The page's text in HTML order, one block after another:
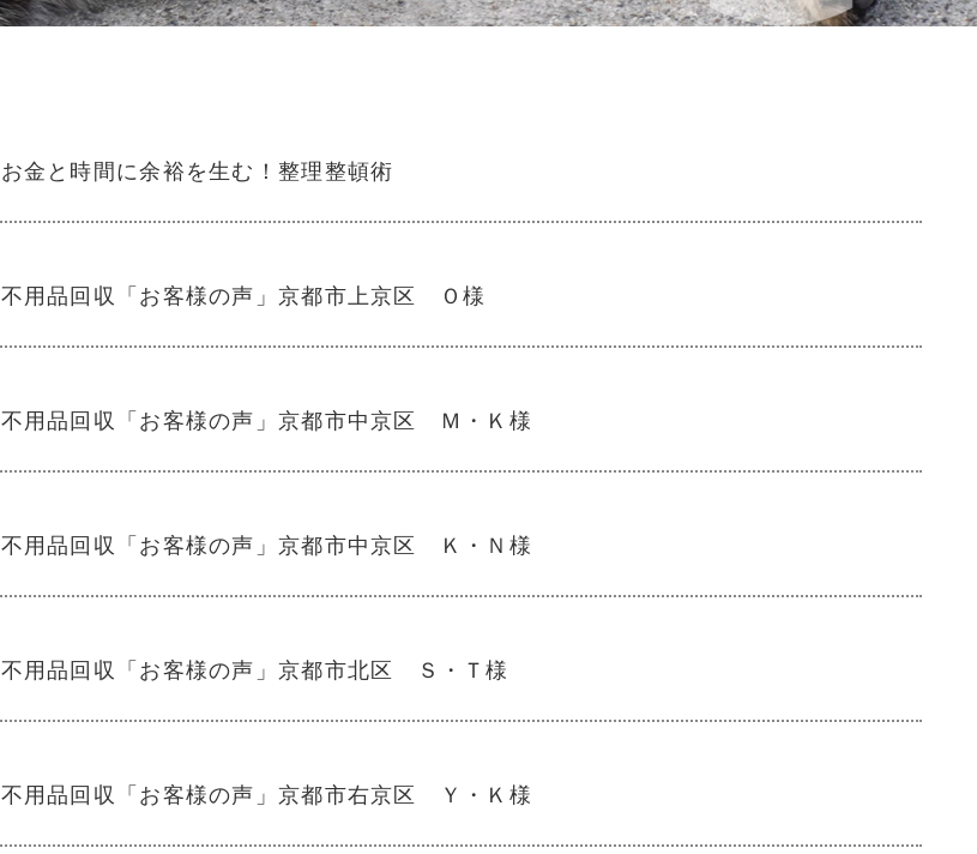
お金と時間に余裕を生む！整理整頓術
不用品回収「お客様の声」京都市上京区 Ｏ様
不用品回収「お客様の声」京都市中京区 Ｍ・Ｋ様
不用品回収「お客様の声」京都市中京区 Ｋ・Ｎ様
不用品回収「お客様の声」京都市北区 Ｓ・Ｔ様
不用品回収「お客様の声」京都市右京区 Ｙ・Ｋ様